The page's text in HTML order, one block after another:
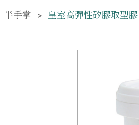
半手掌 皇室高彈性矽膠取型膠